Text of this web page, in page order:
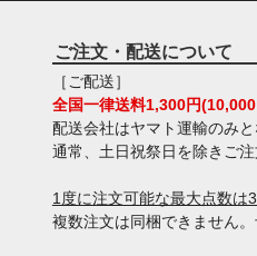
ご注文・配送について
［ご配送］
全国一律送料1,300円
配送会社はヤマト運輸のみと
通常、土日祝祭日を除きご
1度に注文可能な最大点数は
複数注文は同梱できません